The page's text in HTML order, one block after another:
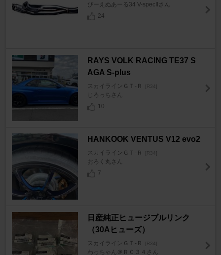
びーえぬあーる34 V-specⅡさん
24
RAYS VOLK RACING TE37 S
AGA S-plus
スカイラインＧＴ‐Ｒ [R34]
じろっちさん
10
HANKOOK VENTUS V12 evo2
スカイラインＧＴ‐Ｒ [R34]
おろく丸さん
7
日産純正ヒュージブルリンク
（30Aヒューズ）
スカイラインＧＴ‐Ｒ [R34]
わっちゃん＠ＲＣ３４さん